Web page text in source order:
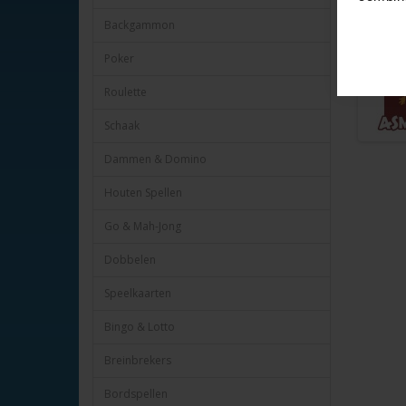
Backgammon
Poker
Roulette
Schaak
Dammen & Domino
Houten Spellen
Go & Mah-Jong
Dobbelen
Speelkaarten
Bingo & Lotto
Breinbrekers
Bordspellen